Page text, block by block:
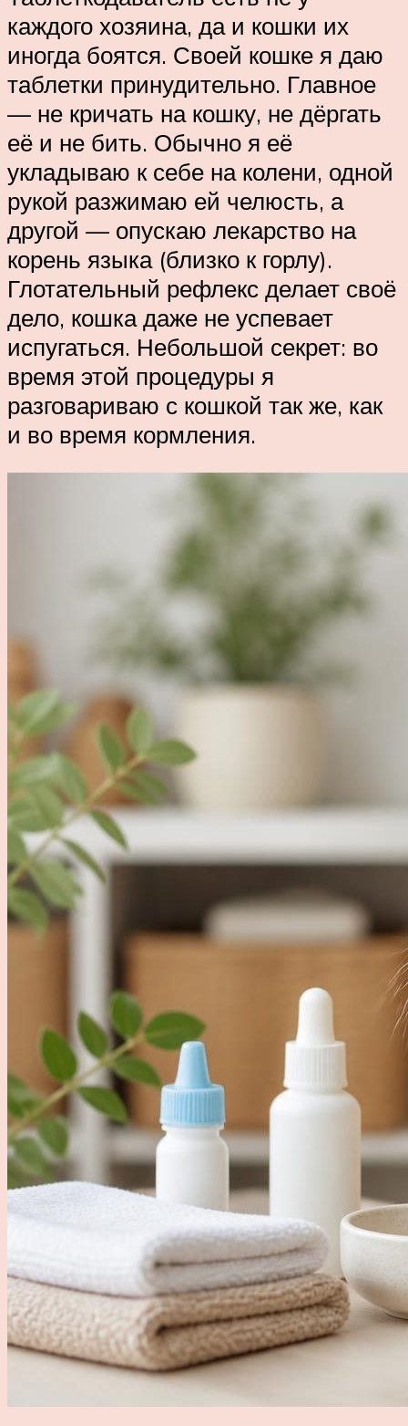
каждого хозяина, да и кошки их
иногда боятся. Своей кошке я даю
таблетки принудительно. Главное
— не кричать на кошку, не дёргать
её и не бить. Обычно я её
укладываю к себе на колени, одной
рукой разжимаю ей челюсть, а
другой — опускаю лекарство на
корень языка (близко к горлу).
Глотательный рефлекс делает своё
дело, кошка даже не успевает
испугаться. Небольшой секрет: во
время этой процедуры я
разговариваю с кошкой так же, как
и во время кормления.